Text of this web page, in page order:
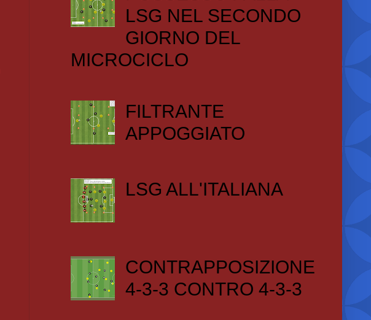
LSG NEL SECONDO
GIORNO DEL
MICROCICLO
FILTRANTE
APPOGGIATO
LSG ALL'ITALIANA
CONTRAPPOSIZIONE
4-3-3 CONTRO 4-3-3